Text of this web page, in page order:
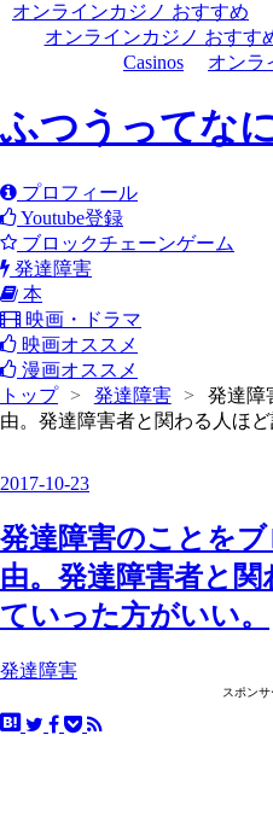
オンラインカジノ おすすめ
オンラインカジノ おすす
Casinos
オンラ
ふつうってな
プロフィール
Youtube登録
ブロックチェーンゲーム
発達障害
本
映画・ドラマ
映画オススメ
漫画オススメ
トップ
> 発達障害 >
発達障
由。発達障害者と関わる人ほ
2017-10-23
発達障害のことを
由。発達障害者と
ていった方がいい。
発達障害
スポン